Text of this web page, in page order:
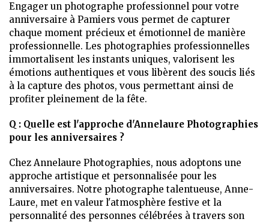
Engager un photographe professionnel pour votre
anniversaire à Pamiers vous permet de capturer
chaque moment précieux et émotionnel de manière
professionnelle. Les photographies professionnelles
immortalisent les instants uniques, valorisent les
émotions authentiques et vous libèrent des soucis liés
à la capture des photos, vous permettant ainsi de
profiter pleinement de la fête.
Q : Quelle est l'approche d'Annelaure Photographies
pour les anniversaires ?
Chez Annelaure Photographies, nous adoptons une
approche artistique et personnalisée pour les
anniversaires. Notre photographe talentueuse, Anne-
Laure, met en valeur l'atmosphère festive et la
personnalité des personnes célébrées à travers son